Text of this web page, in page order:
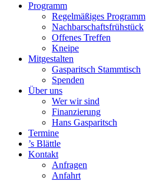
Programm
Regelmäßiges Programm
Nachbarschaftsfrühstück
Offenes Treffen
Kneipe
Mitgestalten
Gasparitsch Stammtisch
Spenden
Über uns
Wer wir sind
Finanzierung
Hans Gasparitsch
Termine
’s Blättle
Kontakt
Anfragen
Anfahrt